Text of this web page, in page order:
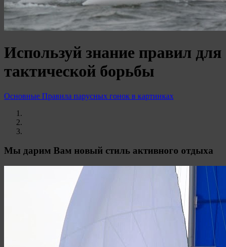
Используй знание правил для
тактической борьбы
Основные Правила парусных гонок в картинках
Мы дарим Вам новый стиль активного отдыха